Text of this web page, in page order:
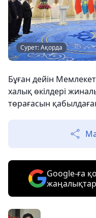
Сурет: Ақорда
Бұған дейін
халық өкілдері
төрағасын
Google-ға